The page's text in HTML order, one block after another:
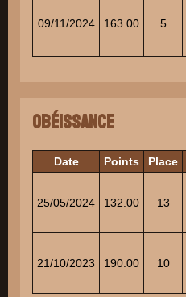
09/11/2024 163.00 5
Obéissance
Date Points Place
25/05/2024 132.00 13
21/10/2023 190.00 10